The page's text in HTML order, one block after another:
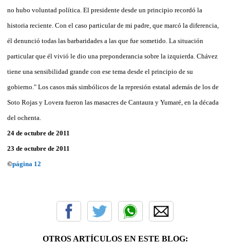
no hubo voluntad política. El presidente desde un principio recordó la
historia reciente. Con el caso particular de mi padre, que marcó la diferencia,
él denunció todas las barbaridades a las que fue sometido. La situación
particular que él vivió le dio una preponderancia sobre la izquierda. Chávez
tiene una sensibilidad grande con ese tema desde el principio de su
gobierno." Los casos más simbólicos de la represión estatal además de los de
Soto Rojas y Lovera fueron las masacres de Cantaura y Yumaré, en la década
del ochenta.
24 de octubre de 2011
23 de octubre de 2011
©página 12
OTROS ARTÍCULOS EN ESTE BLOG: